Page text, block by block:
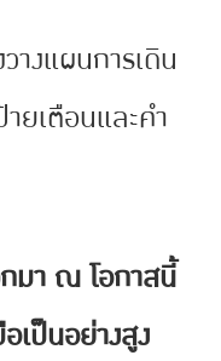
างแผนการเดิน
ยเตือนและคำ
มา ณ โอกาสนี้
เป็นอย่างสูง